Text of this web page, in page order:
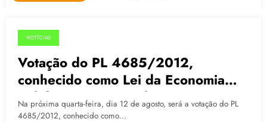
11.08.2015
NOTÍCIAS
Votação do PL 4685/2012,
conhecido como Lei da Economia
Solidária, será amanhã, 12/08
Na próxima quarta-feira, dia 12 de agosto, será a votação do PL
4685/2012, conhecido como…